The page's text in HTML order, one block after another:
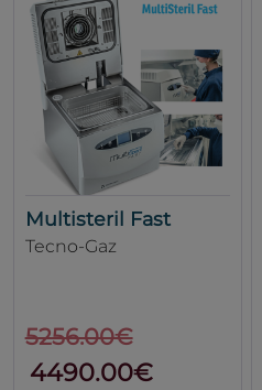
Multisteril Fast
Tecno-Gaz
5256.00€
4490.00€